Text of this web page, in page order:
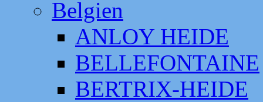
Belgien
ANLOY HEIDE
BELLEFONTAINE
BERTRIX-HEIDE